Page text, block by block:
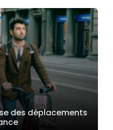
des déplacements